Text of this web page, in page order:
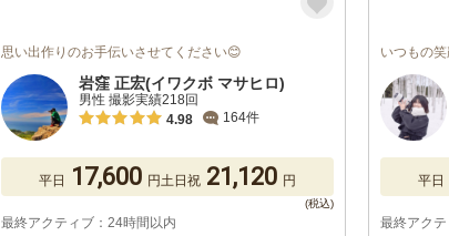
思い出作りのお手伝いさせてください😊
岩窪 正宏(イワクボ マサヒロ)
男性 撮影実績218回
4.98
164件
平日 17,600 円土日祝 21,120 円
最終アクティブ：24時間以内
いつもの
平日
最終アク